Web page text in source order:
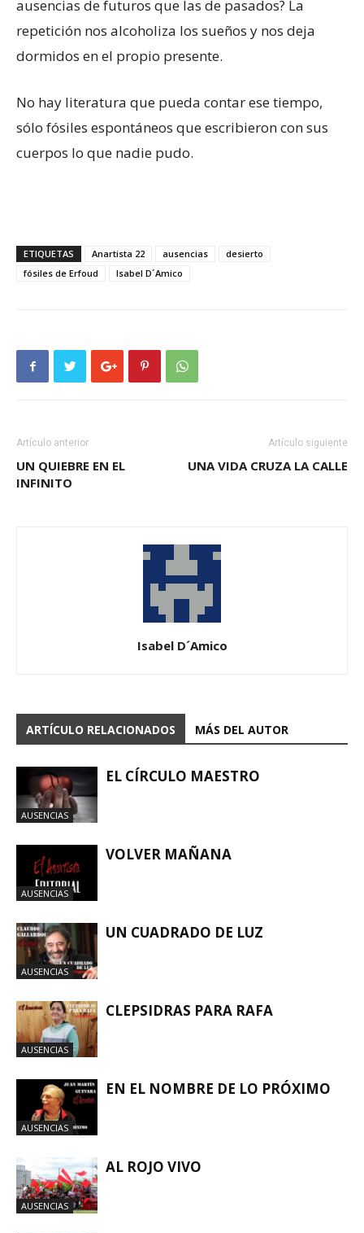
ausencias de futuros que las de pasados? La
repetición nos alcoholiza los sueños y nos deja
dormidos en el propio presente.
No hay literatura que pueda contar ese tiempo,
sólo fósiles espontáneos que escribieron con sus
cuerpos lo que nadie pudo.
ETIQUETAS Anartista 22 ausencias
desierto
fósiles de Erfoud
Isabel D´Amico
Artículo anterior
UN QUIEBRE EN EL
INFINITO
Artículo siguiente
UNA VIDA CRUZA LA CALLE
Isabel D´Amico
ARTÍCULO RELACIONADOS MÁS DEL AUTOR
AUSENCIAS
EL CÍRCULO MAESTRO
AUSENCIAS
VOLVER MAÑANA
AUSENCIAS
UN CUADRADO DE LUZ
AUSENCIAS
CLEPSIDRAS PARA RAFA
AUSENCIAS
EN EL NOMBRE DE LO PRÓXIMO
AUSENCIAS
AL ROJO VIVO